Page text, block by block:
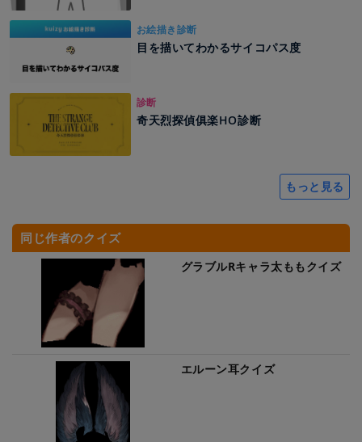
お絵描き診断
目を描いてわかるサイコパス度
診断
奇天烈探偵俱楽HO診断
もっと見る
同じ作者のクイズ
グラブルRキャラ太ももクイズ
エルーン耳クイズ